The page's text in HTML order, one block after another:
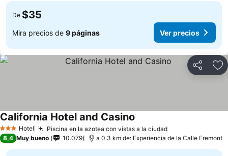
De $35
Mira precios de 9 páginas Ver precios
Compartir
3 Estrellas
Hotel Piscina en la azotea con vistas a la ciudad
California Hotel and Casino
8,4 Muy bueno 10.079 a 0.3 km de: Experiencia de la Calle Fremont